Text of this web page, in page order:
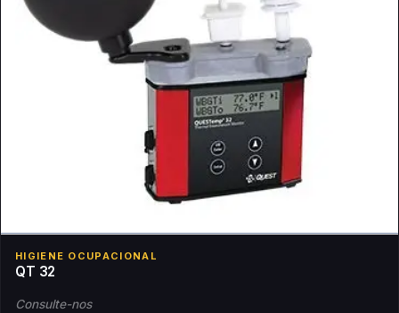
HIGIENE OCUPACIONAL
QT 32
Consulte-nos